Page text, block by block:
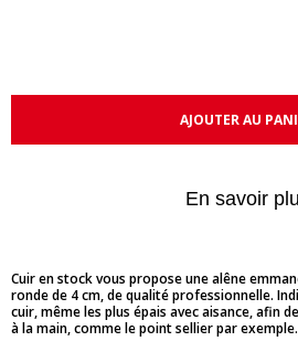
AJOUTER AU
En savoir
Cuir en stock vous propose une alêne
ronde de 4 cm, de qualité professionnelle.
cuir, même les plus épais avec aisance, afin
à la main, comme le point sellier par exemple.